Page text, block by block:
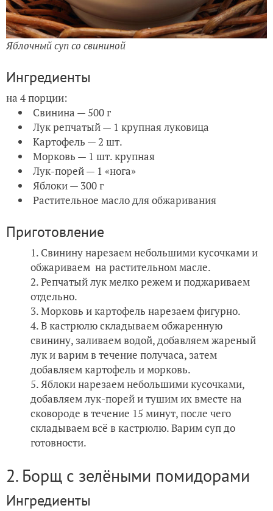
Яблочный суп со свининой
Ингредиенты
на 4 порции:
Свинина — 500 г
Лук репчатый — 1 крупная луковица
Картофель — 2 шт.
Морковь — 1 шт. крупная
Лук-порей — 1 «нога»
Яблоки — 300 г
Растительное масло для обжаривания
Приготовление
Свинину нарезаем небольшими кусочками и
обжариваем на растительном масле.
Репчатый лук мелко режем и поджариваем
отдельно.
Морковь и картофель нарезаем фигурно.
В кастрюлю складываем обжаренную
свинину, заливаем водой, добавляем жареный
лук и варим в течение получаса, затем
добавляем картофель и морковь.
Яблоки нарезаем небольшими кусочками,
добавляем лук-порей и тушим их вместе на
сковороде в течение 15 минут, после чего
складываем всё в кастрюлю. Варим суп до
готовности.
2. Борщ с зелёными помидорами
Ингредиенты